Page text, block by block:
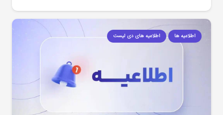
اطلاعیه ها اطلاعیه های دی لیست